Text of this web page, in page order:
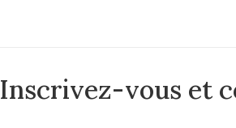
Inscrivez-vous et